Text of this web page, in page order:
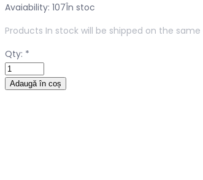
Avaiability: 107În stoc
Products In stock will be shipped on the
Qty: *
Adaugă în coș